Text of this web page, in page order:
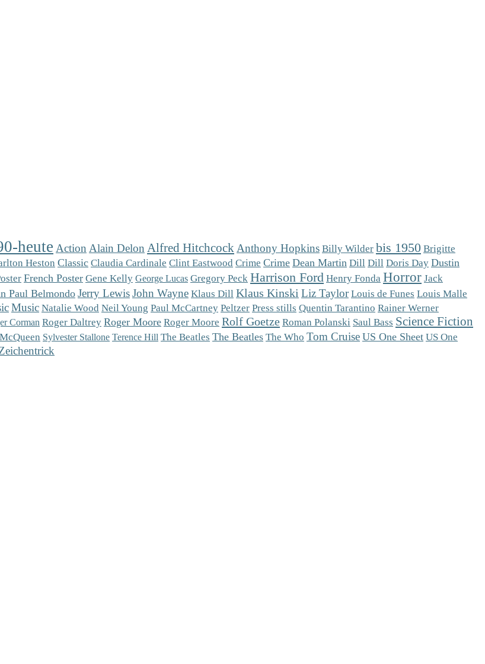
heute Action Alain Delon Alfred HitchcockAnthony Hopkins Billy Wilder bis 1950 Brigitte
Heston Classic Claudia Cardinale Clint Eastwood Crime Crime Dean Martin Dill Dill Doris Day Dustin
French Poster Gene Kelly George Lucas Gregory Peck Harrison Ford Henry Fonda Horror Jack
Paul BelmondoJerry LewisJohn Wayne Klaus Dill Klaus Kinski Liz Taylor Louis de Funes Louis Malle
Music Natalie Wood Neil Young Paul McCartney Peltzer Press stills Quentin Tarantino Rainer Werner
Corman Roger Daltrey Roger Moore Roger Moore Rolf Goetze Roman Polanski Saul Bass Science Fiction
Sylvester Stallone Terence Hill The Beatles The Beatles The Who Tom Cruise US One Sheet US One